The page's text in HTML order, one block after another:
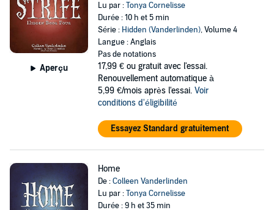
Aperçu
Lu par :Tonya Cornelisse
Durée : 10 h et 5 min
Série : Hidden (Vanderlinden), Volume 4
Langue : Anglais
Pas de notations
17,99 € ou gratuit avec l'essai.
Renouvellement automatique à
5,99 €/mois après l'essai. Voir
conditions d'éligibilité
Essayez Standard gratuitement
Home
De :Colleen Vanderlinden
Lu par :Tonya Cornelisse
Durée : 9 h et 35 min